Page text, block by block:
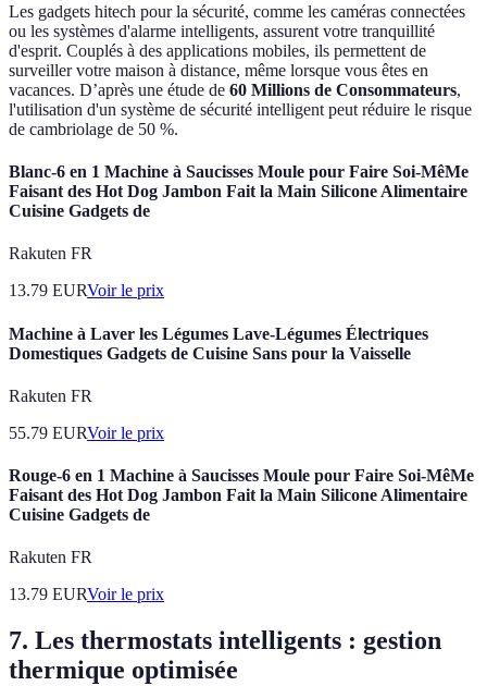
Les gadgets hitech pour la sécurité, comme les caméras connectées
ou les systèmes d'alarme intelligents, assurent votre tranquillité
d'esprit. Couplés à des applications mobiles, ils permettent de
surveiller votre maison à distance, même lorsque vous êtes en
vacances. D’après une étude de 60 Millions de Consommateurs,
l'utilisation d'un système de sécurité intelligent peut réduire le risque
de cambriolage de 50 %.
Blanc-6 en 1 Machine à Saucisses Moule pour Faire Soi-MêMe
Faisant des Hot Dog Jambon Fait la Main Silicone Alimentaire
Cuisine Gadgets de
Rakuten FR
13.79 EURVoir le prix
Machine à Laver les Légumes Lave-Légumes Électriques
Domestiques Gadgets de Cuisine Sans pour la Vaisselle
Rakuten FR
55.79 EURVoir le prix
Rouge-6 en 1 Machine à Saucisses Moule pour Faire Soi-MêMe
Faisant des Hot Dog Jambon Fait la Main Silicone Alimentaire
Cuisine Gadgets de
Rakuten FR
13.79 EURVoir le prix
7. Les thermostats intelligents : gestion
thermique optimisée